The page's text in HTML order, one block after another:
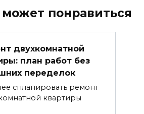
понравиться
двухкомнатной
план работ без
переделок
спланировать ремонт
квартиры